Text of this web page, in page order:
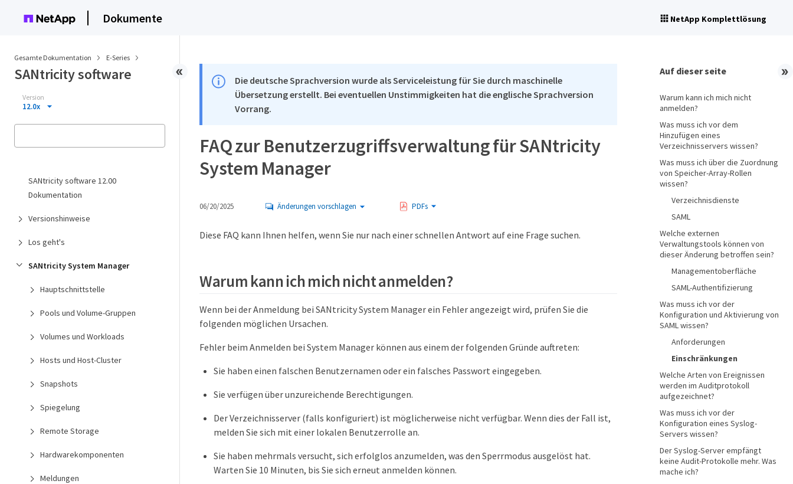
Dokumente NetApp Komplettlösung
Gesamte Dokumentation E-Series
SANtricity software
Version
12.0x
SANtricity software 12.00
Dokumentation
Versionshinweise
Los geht's
SANtricity System Manager
Hauptschnittstelle
Pools und Volume-Gruppen
Volumes und Workloads
Hosts und Host-Cluster
Snapshots
Spiegelung
Remote Storage
Hardwarekomponenten
Meldungen
Die deutsche Sprachversion wurde als Serviceleistung für Sie durch maschinelle
Übersetzung erstellt. Bei eventuellen Unstimmigkeiten hat die englische Sprachversion
Vorrang.
FAQ zur Benutzerzugriffsverwaltung für SANtricity
System Manager
06/20/2025 Änderungen vorschlagen PDFs
Diese FAQ kann Ihnen helfen, wenn Sie nur nach einer schnellen Antwort auf eine Frage suchen.
Warum kann ich mich nicht anmelden?
Wenn bei der Anmeldung bei SANtricity System Manager ein Fehler angezeigt wird, prüfen Sie die
folgenden möglichen Ursachen.
Fehler beim Anmelden bei System Manager können aus einem der folgenden Gründe auftreten:
Sie haben einen falschen Benutzernamen oder ein falsches Passwort eingegeben.
Sie verfügen über unzureichende Berechtigungen.
Der Verzeichnisserver (falls konfiguriert) ist möglicherweise nicht verfügbar. Wenn dies der Fall ist,
melden Sie sich mit einer lokalen Benutzerrolle an.
Sie haben mehrmals versucht, sich erfolglos anzumelden, was den Sperrmodus ausgelöst hat.
Warten Sie 10 Minuten, bis Sie sich erneut anmelden können.
Auf dieser seite
Warum kann ich mich nicht
anmelden?
Was muss ich vor dem
Hinzufügen eines
Verzeichnisservers wissen?
Was muss ich über die Zuordnung
von Speicher-Array-Rollen
wissen?
Verzeichnisdienste
SAML
Welche externen
Verwaltungstools können von
dieser Änderung betroffen sein?
Managementoberfläche
SAML-Authentifizierung
Was muss ich vor der
Konfiguration und Aktivierung von
SAML wissen?
Anforderungen
Einschränkungen
Welche Arten von Ereignissen
werden im Auditprotokoll
aufgezeichnet?
Was muss ich vor der
Konfiguration eines Syslog-
Servers wissen?
Der Syslog-Server empfängt
keine Audit-Protokolle mehr. Was
mache ich?